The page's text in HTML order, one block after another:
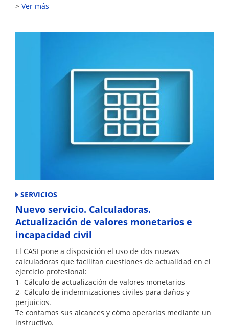
Ver más
SERVICIOS
Nuevo servicio. Calculadoras.
Actualización de valores monetarios e
incapacidad civil
El CASI pone a disposición el uso de dos nuevas
calculadoras que facilitan cuestiones de actualidad en el
ejercicio profesional:
1- Cálculo de actualización de valores monetarios
2- Cálculo de indemnizaciones civiles para daños y
perjuicios.
Te contamos sus alcances y cómo operarlas mediante un
instructivo.